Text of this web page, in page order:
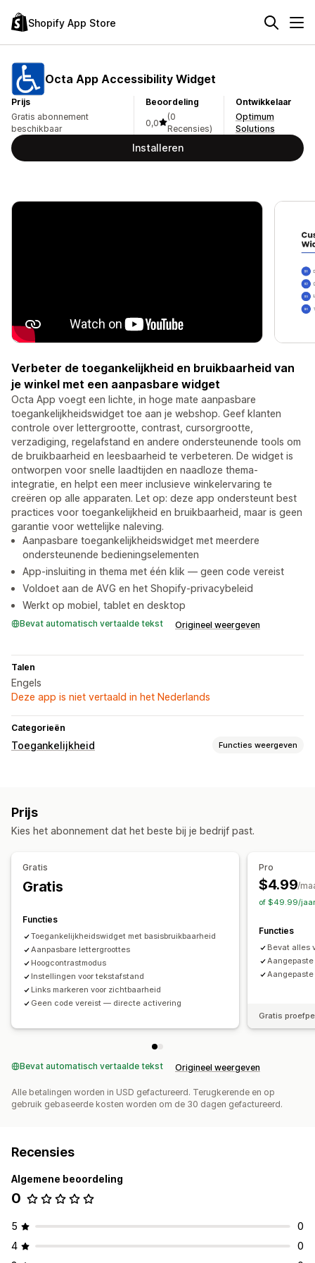
Shopify App Store
Octa App Accessibility Widget
Prijs
Gratis abonnement
beschikbaar
Beoordeling
0,0
(0
Recensies)
Ontwikkelaar
Optimum
Solutions
Installeren
Verbeter de toegankelijkheid en bruikbaarheid van
je winkel met een aanpasbare widget
Octa App voegt een lichte, in hoge mate aanpasbare
toegankelijkheidswidget toe aan je webshop. Geef klanten
controle over lettergrootte, contrast, cursorgrootte,
verzadiging, regelafstand en andere ondersteunende tools om
de bruikbaarheid en leesbaarheid te verbeteren. De widget is
ontworpen voor snelle laadtijden en naadloze thema-
integratie, en helpt een meer inclusieve winkelervaring te
creëren op alle apparaten. Let op: deze app ondersteunt best
practices voor toegankelijkheid en bruikbaarheid, maar is geen
garantie voor wettelijke naleving.
Aanpasbare toegankelijkheidswidget met meerdere
ondersteunende bedieningselementen
App-insluiting in thema met één klik — geen code vereist
Voldoet aan de AVG en het Shopify-privacybeleid
Werkt op mobiel, tablet en desktop
Bevat automatisch vertaalde tekst Origineel weergeven
Talen
Engels
Deze app is niet vertaald in het Nederlands
Categorieën
Toegankelijkheid Functies weergeven
Toegankelijkheidstools
Prijs
Kies het abonnement dat het beste bij je bedrijf past.
Gratis
Gratis
Functies
Toegankelijkheidswidget met basisbruikbaarheid
Aanpasbare lettergroottes
Hoogcontrastmodus
Instellingen voor tekstafstand
Links markeren voor zichtbaarheid
Geen code vereist — directe activering
Pro
$4.99/
of $49.99/jaar
Functies
Bevat alles
Gratis
Bevat automatisch vertaalde tekst Origineel weergeven
Alle betalingen worden in USD gefactureerd. Terugkerende en op
gebruik gebaseerde kosten worden om de 30 dagen gefactureerd.
Recensies
Algemene beoordeling
0
5
0
4
0